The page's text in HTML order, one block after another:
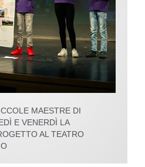
MAESTRE DI
E VENERDÌ LA
AL TEATRO